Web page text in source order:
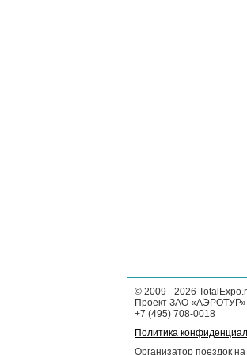
© 2009 - 2026
Проект ЗАО «АЭРОТУР»
+7 (495) 708-0018
Политика
Организатор поездок